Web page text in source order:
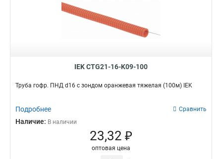
IEK CTG21-16-K09-100
Труба гофр. ПНД d16 с зондом оранжевая тяжелая (100м) IEK
Подробнее Сравнить
Наличие: В наличии
23,32 ₽
оптовая цена